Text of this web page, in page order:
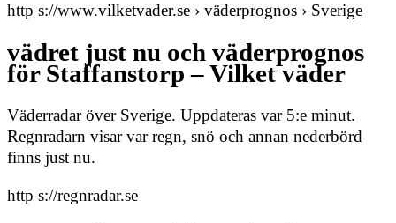
http s://www.vilketvader.se › väderprognos › Sverige
vädret just nu och väderprognos
för Staffanstorp – Vilket väder
Väderradar över Sverige. Uppdateras var 5:e minut.
Regnradarn visar var regn, snö och annan nederbörd
finns just nu.
http s://regnradar.se